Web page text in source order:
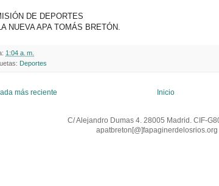
DE DEPORTES
NUEVA APA TOMÁS BRETÓN.
1:04 a. m.
Deportes
más reciente Inicio
C/ Alejandro Dumas 4. 28005 Madrid. CIF-
apatbreton[@]fapaginerdelosrios.org